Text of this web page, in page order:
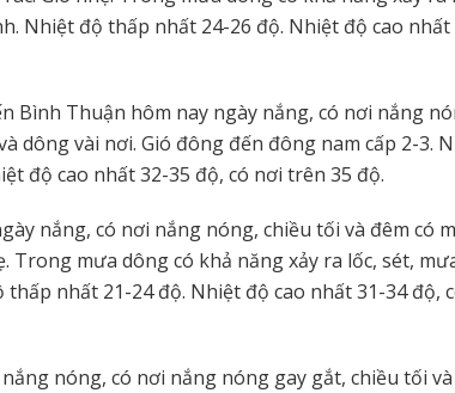
Nhiệt độ thấp nhất 24-26 độ. Nhiệt độ cao nhất
Bình Thuận hôm nay ngày nắng, có nơi nắng
dông vài nơi. Gió đông đến đông nam cấp 2-3.
độ cao nhất 32-35 độ, có nơi trên 35 độ.
nắng, có nơi nắng nóng, chiều tối và đêm có
Trong mưa dông có khả năng xảy ra lốc, sét,
nhất 21-24 độ. Nhiệt độ cao nhất 31-34 độ,
nóng, có nơi nắng nóng gay gắt, chiều tối